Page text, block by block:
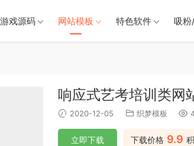
游戏源码 网站模板 特色软件 吸粉
响应式艺考培训类网
2020-12-05 织梦模板
下载价格 9.9
立即下载